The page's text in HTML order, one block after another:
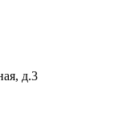
д.3